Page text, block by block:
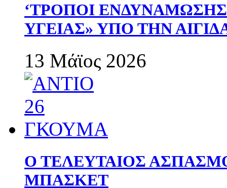
‘ΤΡΟΠΟΙ
ΥΓΕΙΑΣ» ΥΠΟ ΤΗΝ
13 Μάϊος 2026
Ο ΤΕΛΕΥΤΑΙΟΣ
ΜΠΑΣΚΕΤ